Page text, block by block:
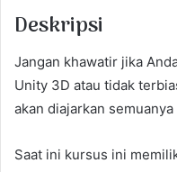
Deskripsi
Jangan khawatir jika
Unity 3D atau tidak
akan diajarkan semuanya
Saat ini kursus ini